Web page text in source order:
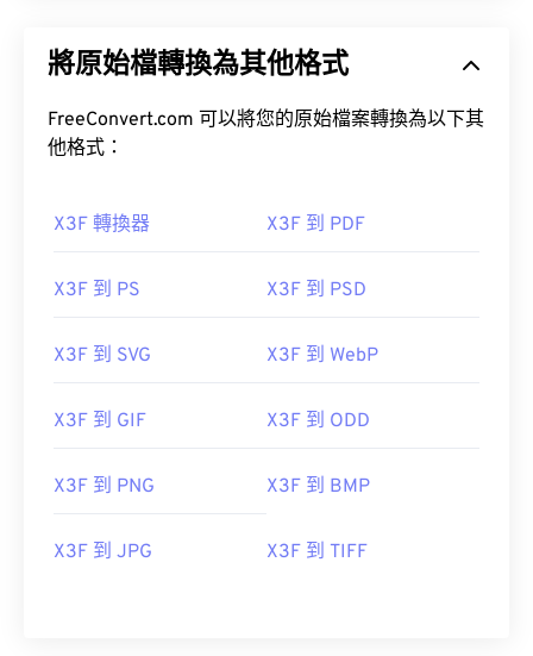
將原始檔轉換為其他格式
FreeConvert.com 可以將您的原始檔案轉換為以下其
他格式：
X3F 轉換器 X3F 到 PDF
X3F 到 PS X3F 到 PSD
X3F 到 SVG X3F 到 WebP
X3F 到 GIF X3F 到 ODD
X3F 到 PNG X3F 到 BMP
X3F 到 JPG X3F 到 TIFF